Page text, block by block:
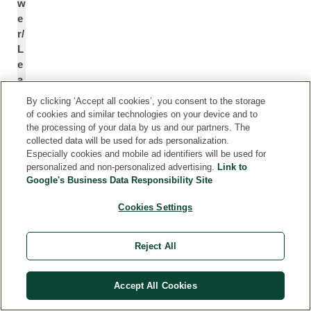
w
e
r/
L
e
a
u
By clicking ‘Accept all cookies’, you consent to the storage
of cookies and similar technologies on your device and to
the processing of your data by us and our partners. The
collected data will be used for ads personalization.
Especially cookies and mobile ad identifiers will be used for
personalized and non-personalized advertising. Link to
Google's Business Data Responsibility Site
Cookies Settings
Reject All
Accept All Cookies